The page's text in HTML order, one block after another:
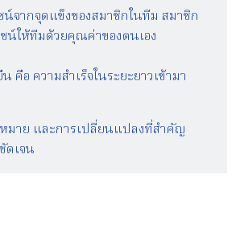
น์จากจุดแข็งของสมาชิกในทีม สมาชิก
น์ให้ทีมด้วยคุณค่าของตนเอง
คือ ความสำเร็จในระยะยาวเข้ามา
มาย และการเปลี่ยนแปลงที่สำคัญ
ดเจน